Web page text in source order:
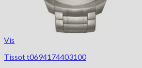
Vis
Tissot t0694174403100